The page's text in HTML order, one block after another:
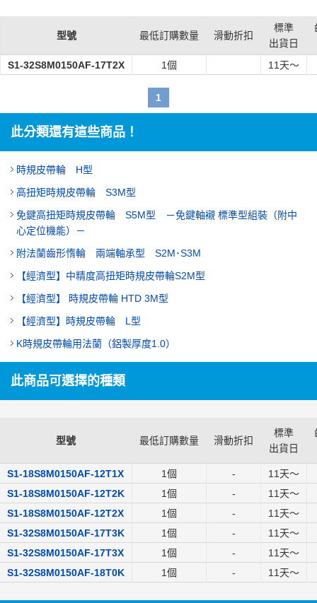
型號 最低訂購數量 滑動折扣
標準
出貨日
S1-32S8M0150AF-17T2X 1個 11 天～
1
此分類還有這些商品！
時規皮帶輪 H型
高扭矩時規皮帶輪 S3M型
免鍵高扭矩時規皮帶輪 S5M型 －免鍵軸襯 標準型組裝（附中
心定位機能）－
附法蘭齒形惰輪 兩端軸承型 S2M･S3M
【經濟型】中精度高扭矩時規皮帶輪S2M型
【經濟型】 時規皮帶輪 HTD 3M型
【經濟型】時規皮帶輪 L型
K時規皮帶輪用法蘭（鋁製厚度1.0）
此商品可選擇的種類
型號 最低訂購數量 滑動折扣
標準
出貨日
S1-18S8M0150AF-12T1X 1個 - 11 天～
S1-18S8M0150AF-12T2K
1個 - 11 天～
S1-18S8M0150AF-12T2X
1個 - 11 天～
S1-32S8M0150AF-17T3K
1個 - 11 天～
S1-32S8M0150AF-17T3X
1個 - 11 天～
S1-32S8M0150AF-18T0K
1個 - 11 天～